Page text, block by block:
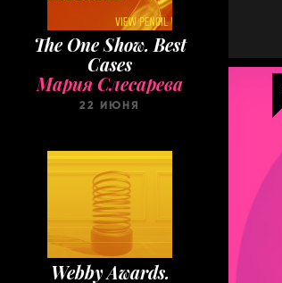
The One Show. Best
Cases
Мария Слесарева
22 ИЮНЯ
Webby Awards.
Winners 2020